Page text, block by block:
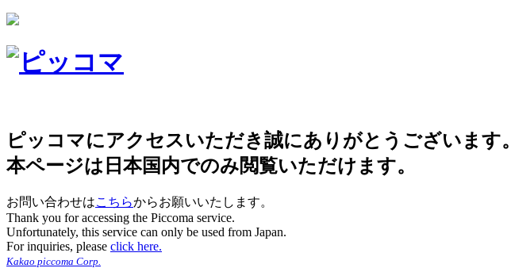
ピッコマにアクセスいただき誠にありがとうございます。
本ページは日本国内でのみ閲覧いただけます。
お問い合わせはこちらからお願いいたします。
Thank you for accessing the Piccoma service.
Unfortunately, this service can only be used from Japan.
For inquiries, please click here.
Kakao piccoma Corp.